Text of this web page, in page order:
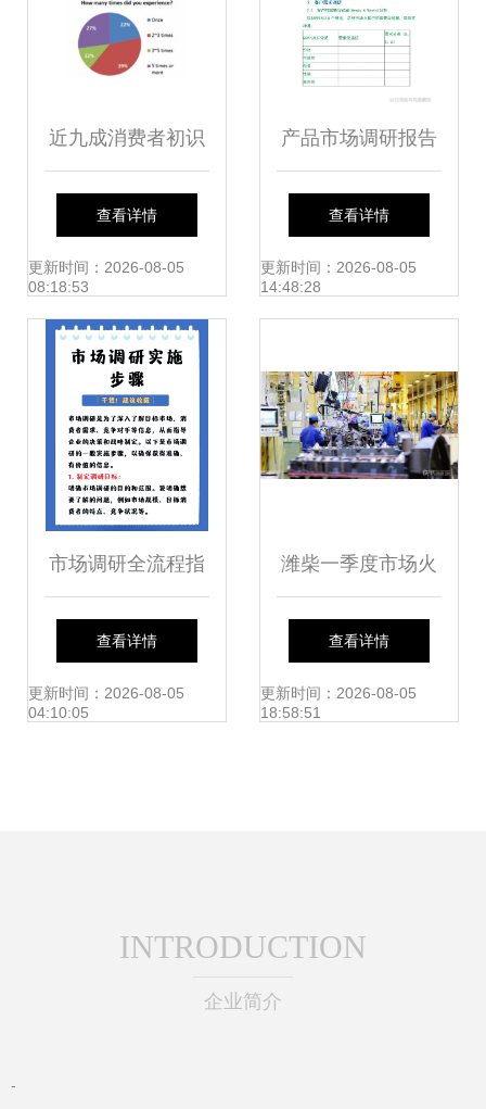
近九成消费者初识
VR Nexon市场调
查报告中的机遇与
隐忧
查看详情
更新时间：2026-08-05
08:18:53
产品市场调研报告
模板 结构性指导与
实操框架
查看详情
更新时间：2026-08-05
14:48:28
市场调研全流程指
南 从目标到策略
查看详情
更新时间：2026-08-05
04:10:05
潍柴一季度市场火
热，谭旭光深入一
线调研慰问
查看详情
更新时间：2026-08-05
18:58:51
INTRODUCTION
企业简介
-